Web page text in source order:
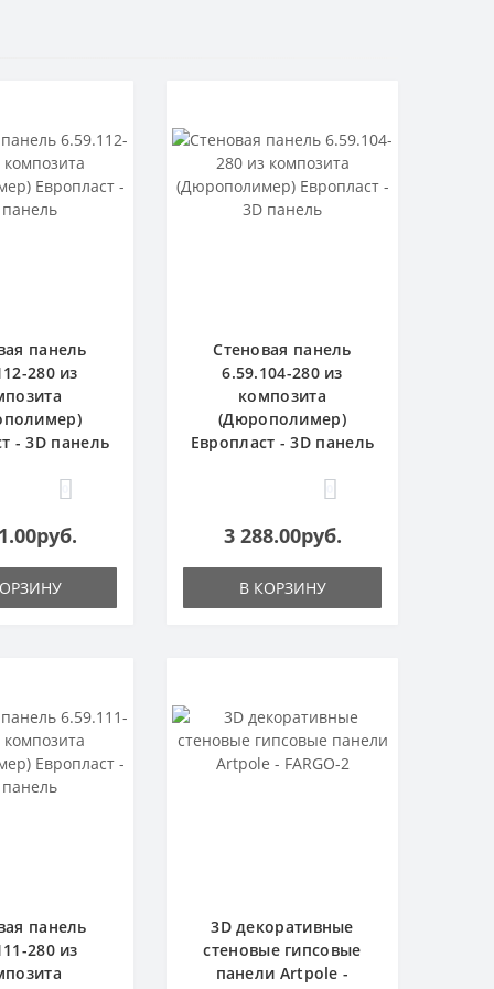
панель
280 из
- 3D панель
Стеновая панель
6.59.104-280 из
композита
(Дюрополимер)
Европласт - 3D панель
3 288.00руб.
В КОРЗИНУ
панель
280 из
3D декоративные
стеновые гипсовые
панели Artpole -